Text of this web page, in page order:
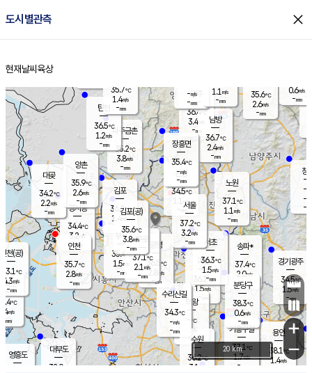
도시별관측 close
홈
현재날씨 육상
의도
℃
m/s
mm
영흥도
양주
36.4℃
3.4
-mm
과천
36.1℃
1.5m/s
- mm
용인
38.1℃
1.4m/s
경기광주
34.5℃
1.5m/s
-mm
대부도
32.0
경서동
34.4℃
3.2 m/s
-mm
파주금촌
35.2℃
3.8m/s
-mm
35.6℃
2.6m/s
-mm
대곶
34.2℃
2.2m/s
-mm
창
-
-m/
-
탄현
36.5℃
1.2m/s
-mm
0.6m/s
-mm
의왕
- ℃
m/s
mm
김포
36.2℃
1.4 m/s
mm
광명
36.5 ℃
2.8 m/s
-mm
부천
35.4℃
1.5m/s
-mm
양촌
35.9℃
2.6m/s
-mm
구로
37.1℃
2.1 m/s
-mm
은평
34.5℃
m/s
- mm
노원
37.1℃
1.1 m/s
-mm
송파*
37.4℃
2.0m/s
-mm
서초
36.3℃
1.5m/s
-mm
남방
36.7℃
2.4m/s
-mm
기흥구갈
37.1℃
1.7m/s
-
수리산길
34.3℃
-m/s
-mm
분당구
38.3℃
0.6m/s
-mm
장흥면
35.4℃
-m/s
-mm
-m/s
-mm
인천(공)
33.1℃
4.3m/s
-mm
김포(공)
35.6℃
3.8m/s
-mm
수원
36.2℃
3.1 m/s
인천
35.7℃
2.8m/s
-mm
서울
37.2℃
3.2m/s
-mm
35.7℃
1.4m/s
-mm
1.1 m/s
-mm
+
−
20 km